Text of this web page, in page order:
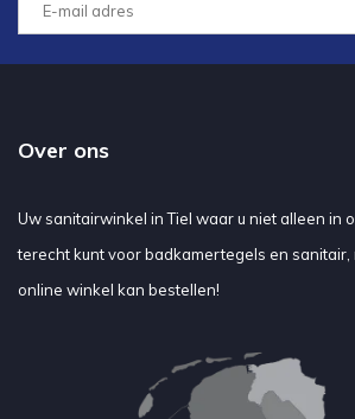
Over ons
Uw sanitairwinkel in Tiel waar u niet alleen in
terecht kunt voor badkamertegels en sanitair,
online winkel kan bestellen!